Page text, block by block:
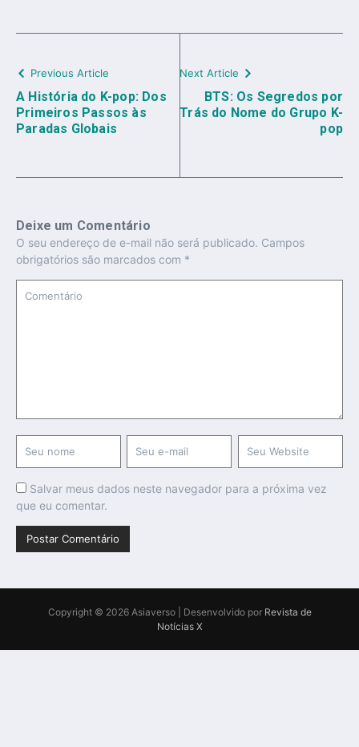
Previous Article
A História do K-pop: Dos
Primeiros Passos às
Paradas Globais
Next Article
BTS: Os Segredos por
Trás do Nome do Grupo K-
pop
Deixe um Comentário
O seu endereço de e-mail não será publicado. Campos
obrigatórios são marcados com *
Salvar meus dados neste navegador para a próxima vez
que eu comentar.
Copyright © 2026 Asiaverso | Desenvolvido por Revista de
Notícias X